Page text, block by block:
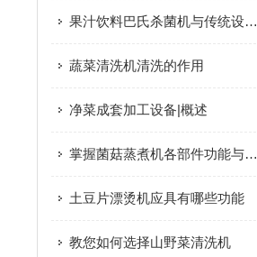
果汁饮料巴氏杀菌机与传统设备相比更具优势
蔬菜清洗机清洗的作用
净菜成套加工设备|概述
掌握菌菇蒸煮机各部件功能与特性保障菌菇预处理工序高效合规完成
土豆片漂烫机应具有哪些功能
教您如何选择山野菜清洗机